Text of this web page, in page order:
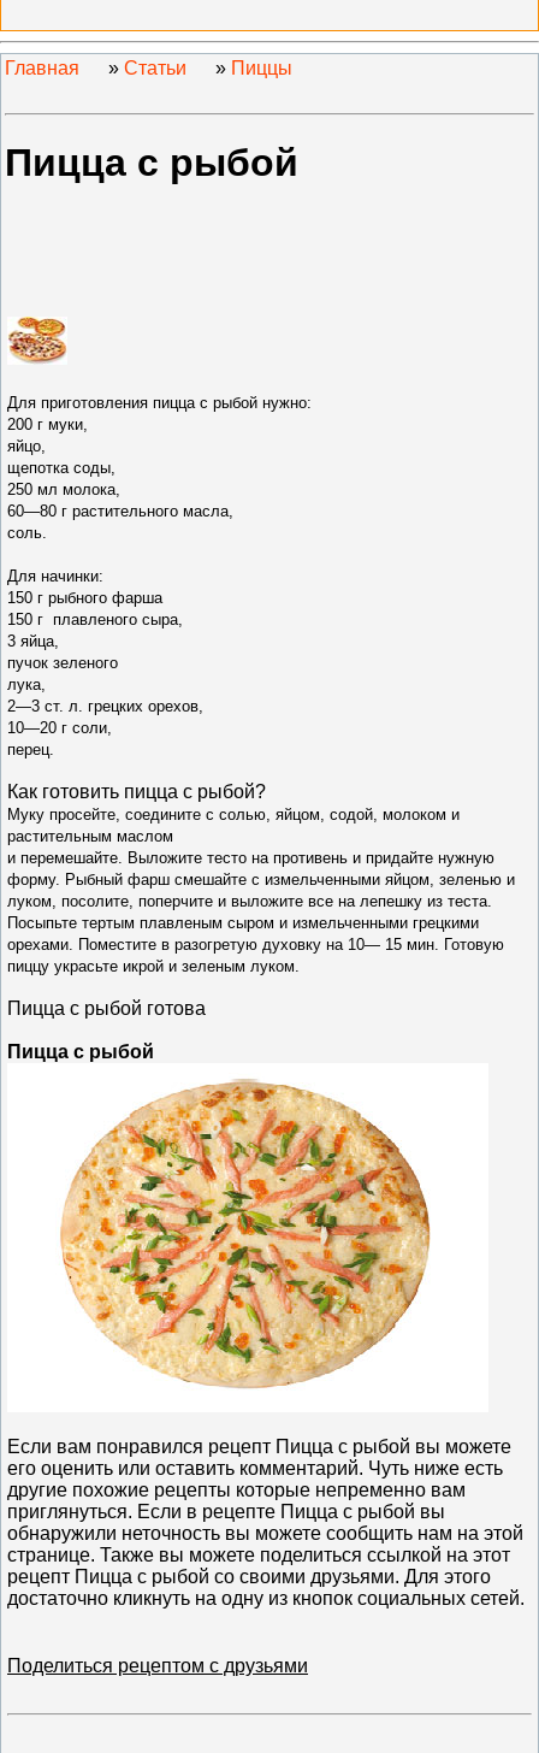
Главная » Статьи » Пиццы
Пицца с рыбой
Для приготовления пицца с рыбой нужно:
200 г муки,
яйцо,
щепотка соды,
250 мл молока,
60—80 г растительного масла,
соль.
Для начинки:
150 г рыбного фарша
150 г плавленого сыра,
3 яйца,
пучок зеленого
лука,
2—3 ст. л. грецких орехов,
10—20 г соли,
перец.
Как готовить пицца с рыбой?
Муку просейте, соедините с солью, яйцом, содой, молоком и
растительным маслом
и перемешайте. Выложите тесто на противень и придайте нужную
форму. Рыбный фарш смешайте с измельченными яйцом, зеленью и
луком, посолите, поперчите и выложите все на лепешку из теста.
Посыпьте тертым плавленым сыром и измельченными грецкими
орехами. Поместите в разогретую духовку на 10— 15 мин. Готовую
пиццу украсьте икрой и зеленым луком.
Пицца с рыбой готова
Пицца с рыбой
Если вам понравился рецепт Пицца с рыбой вы можете
его оценить или оставить комментарий. Чуть ниже есть
другие похожие рецепты которые непременно вам
приглянуться. Если в рецепте Пицца с рыбой вы
обнаружили неточность вы можете сообщить нам на этой
странице. Также вы можете поделиться ссылкой на этот
рецепт Пицца с рыбой со своими друзьями. Для этого
достаточно кликнуть на одну из кнопок социальных сетей.
Поделиться рецептом с друзьями